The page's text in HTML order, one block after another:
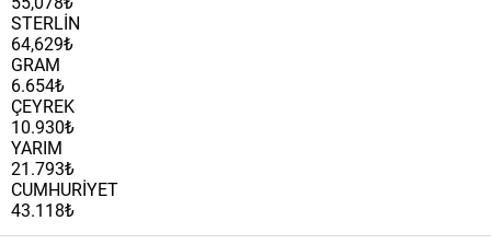
STERLİN
64,629₺
GRAM
6.654₺
ÇEYREK
10.930₺
YARIM
21.793₺
CUMHURİYET
43.118₺